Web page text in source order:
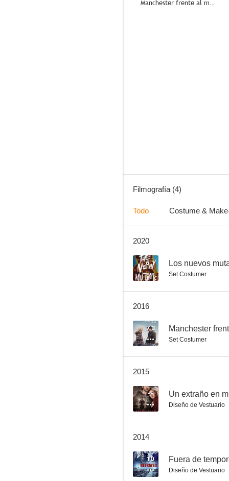
Manchester frente al mar
Filmografía (4)
Todo Costume &
2020
6.1 Los nuevos
Set Costumer
2016
7.3 Manchester
Set Costumer
2015
-- Un extraño en
Diseño de Vestuario
2014
10 Fuera de
Diseño de Vestuario